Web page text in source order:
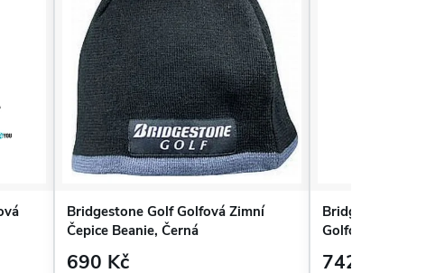
Bridgestone Golf Golfová Zimní
Čepice Beanie, Černá
690 Kč
Bridgestone
Golfová Čepice
742 Kč